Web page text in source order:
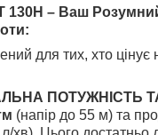
130H – Ваш
для тих, хто цінує
ПОТУЖНІСТЬ
(напір до 55 м) та